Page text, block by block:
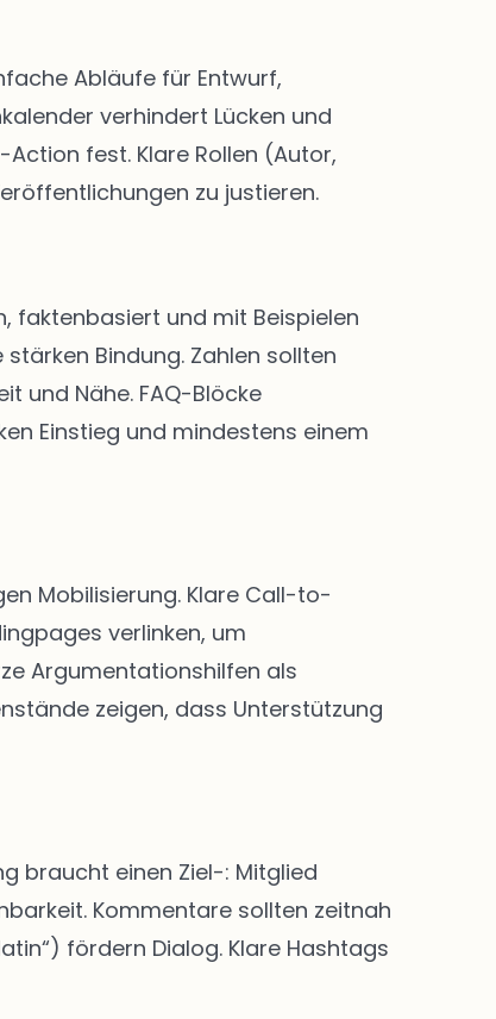
Abläufe für Entwurf,
verhindert Lücken und
fest. Klare Rollen (Autor,
zu justieren.
faktenbasiert und mit Beispielen
Bindung. Zahlen sollten
und Nähe. FAQ-Blöcke
Einstieg und mindestens einem
Mobilisierung. Klare Call-to-
verlinken, um
Argumentationshilfen als
zeigen, dass Unterstützung
braucht einen Ziel-: Mitglied
Kommentare sollten zeitnah
fördern Dialog. Klare Hashtags